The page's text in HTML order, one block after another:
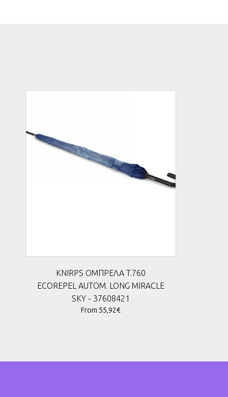
KNIRPS ΟΜΠΡΕΛΑ T.760
ECOREPEL AUTOM. LONG MIRACLE
SKY - 37608421
From 55,92€